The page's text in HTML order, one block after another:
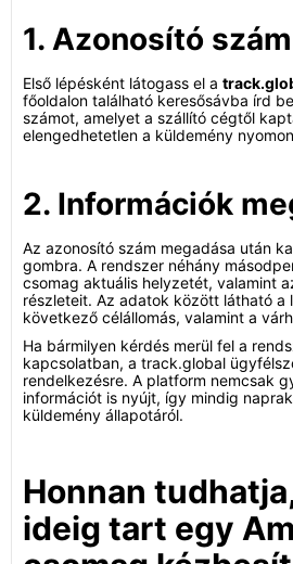
1. Azonosító
Első lépésként látogass el a
főoldalon található keresősávba írd
számot, amelyet a szállító cégtől
elengedhetetlen a küldemény
2. Információk
Az azonosító szám megadása után
gombra. A rendszer néhány
csomag aktuális helyzetét, valamint
részleteit. Az adatok között látható a
következő célállomás, valamint a
Ha bármilyen kérdés merül fel a
kapcsolatban, a track.global
rendelkezésre. A platform nemcsak
információt is nyújt, így mindig
küldemény állapotáról.
Honnan
ideig tart egy